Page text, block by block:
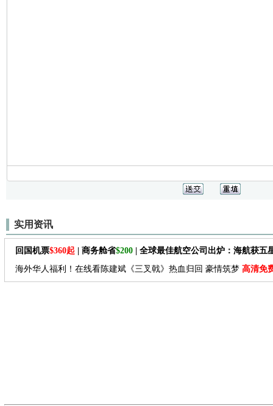
实用资讯
回国机票$360起 | 商务舱省$200 | 全球最佳航空公司出炉：海航获五
海外华人福利！在线看陈建斌《三叉戟》热血归回 豪情筑梦 高清免